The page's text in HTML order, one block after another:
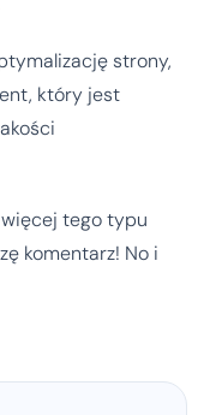
strony,
który jest
więcej tego typu
komentarz! No i